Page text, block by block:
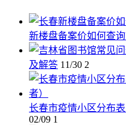
新楼盘备案价如何查
及解答 11/30 2
长春市疫情小区分布
02/09 1